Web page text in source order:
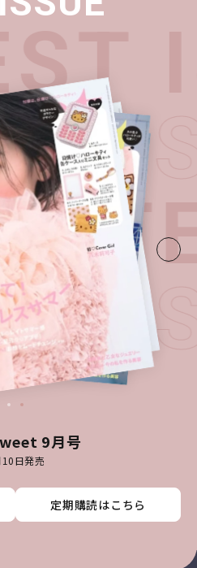
9月号
10日発売
定期購読はこちら
定期購読はこちら
定期購読はこちら
定期購読はこちら